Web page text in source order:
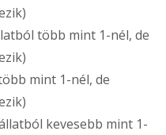
több mint 1-nél, de
mint 1-nél, de
kevesebb mint 1-